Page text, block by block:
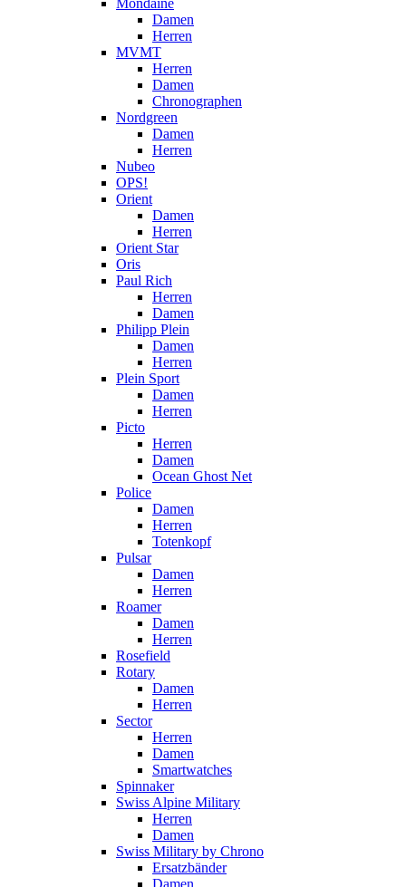
Mondaine
Damen
Herren
MVMT
Herren
Damen
Chronographen
Nordgreen
Damen
Herren
Nubeo
OPS!
Orient
Damen
Herren
Orient Star
Oris
Paul Rich
Herren
Damen
Philipp Plein
Damen
Herren
Plein Sport
Damen
Herren
Picto
Herren
Damen
Ocean Ghost Net
Police
Damen
Herren
Totenkopf
Pulsar
Damen
Herren
Roamer
Damen
Herren
Rosefield
Rotary
Damen
Herren
Sector
Herren
Damen
Smartwatches
Spinnaker
Swiss Alpine Military
Herren
Damen
Swiss Military by Chrono
Ersatzbänder
Damen